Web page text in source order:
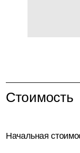
Стоимость
Начальная